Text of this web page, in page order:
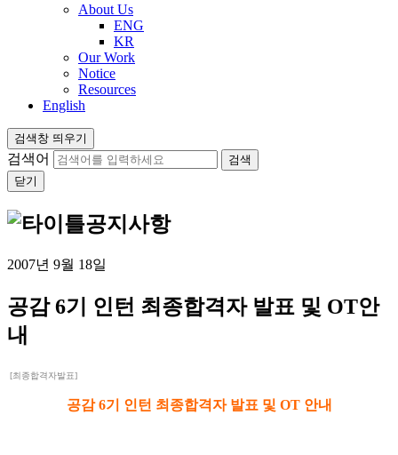
About Us
ENG
KR
Our Work
Notice
Resources
English
검색창 띄우기
검색어
닫기
공지사항
2007년 9월 18일
공감 6기 인턴 최종합격자 발표 및 OT안
내
[최종합격자발표]
공감 6기 인턴 최종합격자 발표 및 OT 안내